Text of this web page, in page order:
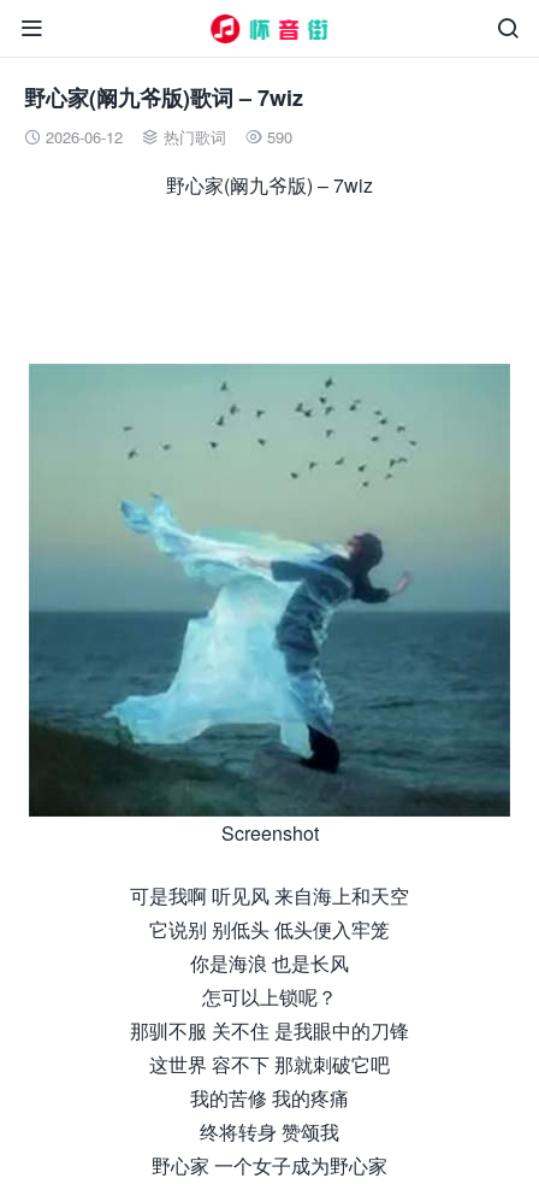


野心家(阚九爷版)歌词 – 7wiz
 2026-06-12  热门歌词  590
野心家(阚九爷版) – 7wiz
Screenshot
可是我啊 听见风 来自海上和天空
它说别 别低头 低头便入牢笼
你是海浪 也是长风
怎可以上锁呢？
那驯不服 关不住 是我眼中的刀锋
这世界 容不下 那就刺破它吧
我的苦修 我的疼痛
终将转身 赞颂我
野心家 一个女子成为野心家